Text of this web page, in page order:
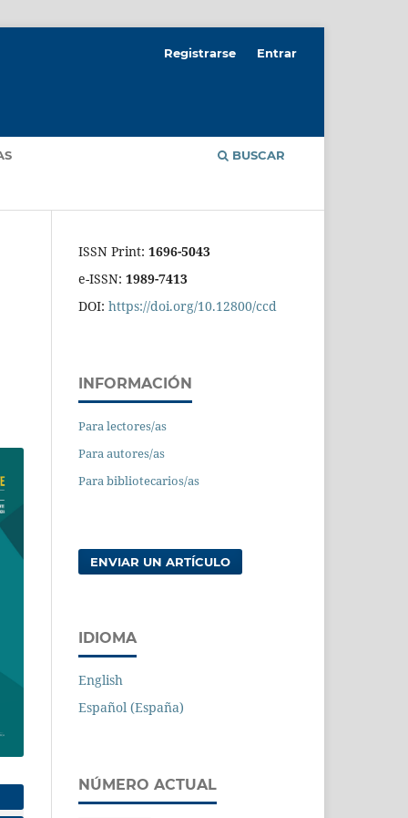
BUSCAR
Registrarse Entrar
ISSN Print: 1696-5043
e-ISSN: 1989-7413
DOI: https://doi.org/10.12800/ccd
INFORMACIÓN
Para lectores/as
Para autores/as
Para bibliotecarios/as
ENVIAR UN ARTÍCULO
IDIOMA
English
Español (España)
NÚMERO ACTUAL